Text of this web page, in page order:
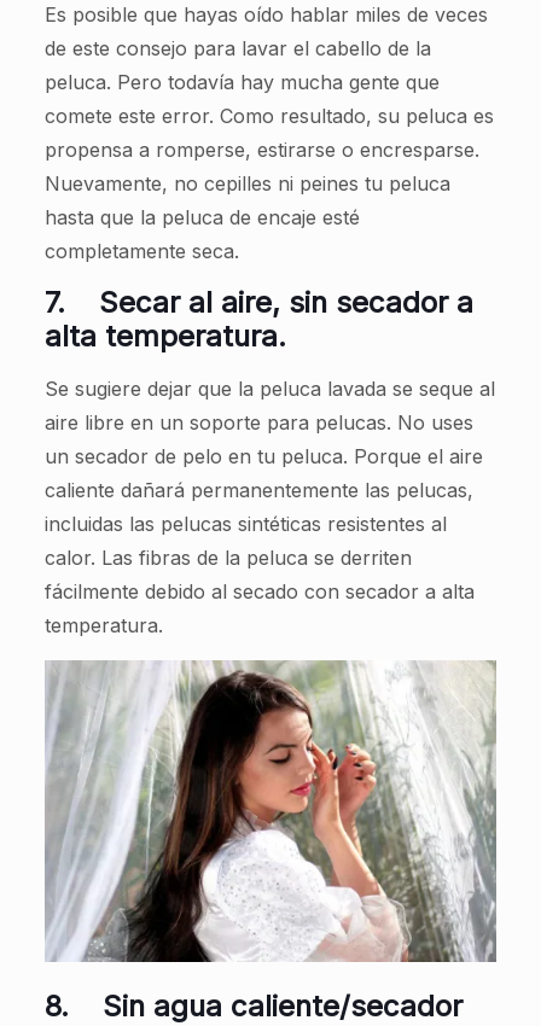
Es posible que hayas oído hablar miles de veces
de este consejo para lavar el cabello de la
peluca. Pero todavía hay mucha gente que
comete este error. Como resultado, su peluca es
propensa a romperse, estirarse o encresparse.
Nuevamente, no cepilles ni peines tu peluca
hasta que la peluca de encaje esté
completamente seca.
7. Secar al aire, sin secador a
alta temperatura.
Se sugiere dejar que la peluca lavada se seque al
aire libre en un soporte para pelucas. No uses
un secador de pelo en tu peluca. Porque el aire
caliente dañará permanentemente las pelucas,
incluidas las pelucas sintéticas resistentes al
calor. Las fibras de la peluca se derriten
fácilmente debido al secado con secador a alta
temperatura.
8. Sin agua caliente/secador